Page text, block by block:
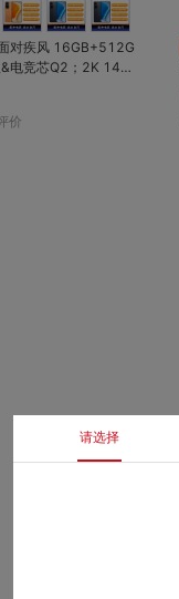
请选择
对疾风 16GB+512G
8K冰穹VC液冷散
价